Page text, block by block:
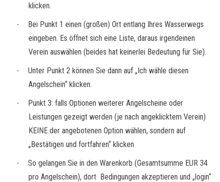
klicken.
·
Bei Punkt 1 einen (großen) Ort entlang Ihres Wasserwegs
eingeben. Es öffnet sich eine Liste, daraus irgendeinen
Verein auswählen (beides hat keinerlei Bedeutung für Sie).
·
Unter Punkt 2 können Sie dann auf „Ich wähle diesen
Angelschein“ klicken.
·
Punkt 3: falls Optionen weiterer Angelscheine oder
Leistungen gezeigt werden (je nach angeklicktem Verein)
KEINE der angebotenen Option wählen, sondern auf
„Bestätigen und fortfahren“ klicken
·
So gelangen Sie in den Warenkorb (Gesamtsumme EUR 34
pro Angelschein), dort Bedingungen akzeptieren und „login“